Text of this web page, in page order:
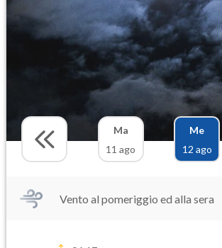
Ma
11 ago
Me
12 ago
Vento al pomeriggio ed alla sera